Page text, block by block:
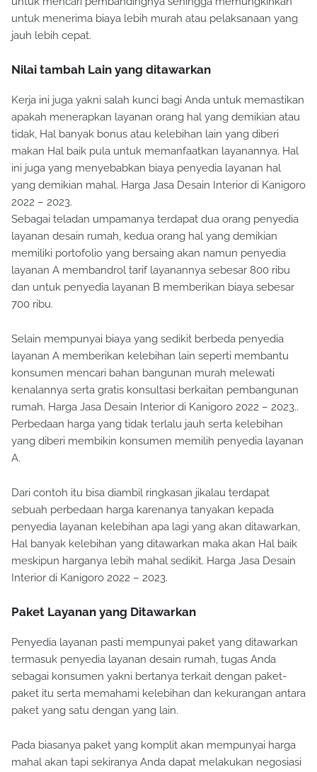
untuk menerima biaya lebih murah atau pelaksanaan yang
jauh lebih cepat.
Nilai tambah Lain yang ditawarkan
Kerja ini juga yakni salah kunci bagi Anda untuk memastikan
apakah menerapkan layanan orang hal yang demikian atau
tidak, Hal banyak bonus atau kelebihan lain yang diberi
makan Hal baik pula untuk memanfaatkan layanannya. Hal
ini juga yang menyebabkan biaya penyedia layanan hal
yang demikian mahal. Harga Jasa Desain Interior di Kanigoro
2022 – 2023.
Sebagai teladan umpamanya terdapat dua orang penyedia
layanan desain rumah, kedua orang hal yang demikian
memiliki portofolio yang bersaing akan namun penyedia
layanan A membandrol tarif layanannya sebesar 800 ribu
dan untuk penyedia layanan B memberikan biaya sebesar
700 ribu.
Selain mempunyai biaya yang sedikit berbeda penyedia
layanan A memberikan kelebihan lain seperti membantu
konsumen mencari bahan bangunan murah melewati
kenalannya serta gratis konsultasi berkaitan pembangunan
rumah. Harga Jasa Desain Interior di Kanigoro 2022 – 2023..
Perbedaan harga yang tidak terlalu jauh serta kelebihan
yang diberi membikin konsumen memilih penyedia layanan
A.
Dari contoh itu bisa diambil ringkasan jikalau terdapat
sebuah perbedaan harga karenanya tanyakan kepada
penyedia layanan kelebihan apa lagi yang akan ditawarkan,
Hal banyak kelebihan yang ditawarkan maka akan Hal baik
meskipun harganya lebih mahal sedikit. Harga Jasa Desain
Interior di Kanigoro 2022 – 2023.
Paket Layanan yang Ditawarkan
Penyedia layanan pasti mempunyai paket yang ditawarkan
termasuk penyedia layanan desain rumah, tugas Anda
sebagai konsumen yakni bertanya terkait dengan paket-
paket itu serta memahami kelebihan dan kekurangan antara
paket yang satu dengan yang lain.
Pada biasanya paket yang komplit akan mempunyai harga
mahal akan tapi sekiranya Anda dapat melakukan negosiasi